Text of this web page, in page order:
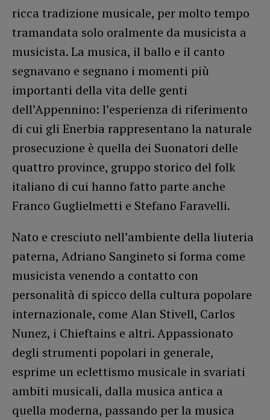
ricca tradizione musicale, per molto tempo
tramandata solo oralmente da musicista a
musicista. La musica, il ballo e il canto
segnavano e segnano i momenti più
importanti della vita delle genti
dell’Appennino: l’esperienza di riferimento
di cui gli Enerbia rappresentano la naturale
prosecuzione è quella dei Suonatori delle
quattro province, gruppo storico del folk
italiano di cui hanno fatto parte anche
Franco Guglielmetti e Stefano Faravelli.
Nato e cresciuto nell’ambiente della liuteria
paterna, Adriano Sangineto si forma come
musicista venendo a contatto con
personalità di spicco della cultura popolare
internazionale, come Alan Stivell, Carlos
Nunez, i Chieftains e altri. Appassionato
degli strumenti popolari in generale,
esprime un eclettismo musicale in svariati
ambiti musicali, dalla musica antica a
quella moderna, passando per la musica